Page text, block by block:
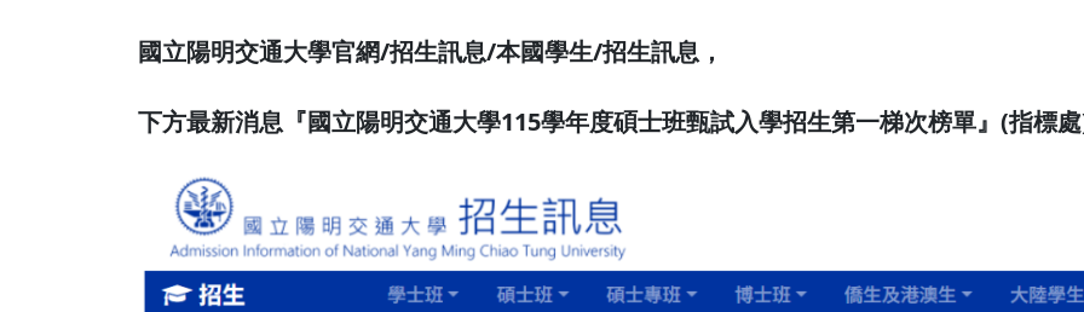
國立陽明交通大學官網/招生訊息/本國學生/招生訊息，
下方最新消息『國立陽明交通大學115學年度碩士班甄試入學招生第一梯次榜單』(指標